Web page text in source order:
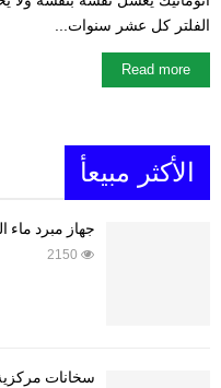
الفلتر كل عشر سنوات...
Read more
الأكثر مبيعأ
جهاز مبرد ماء
2150
سخانات مركزية